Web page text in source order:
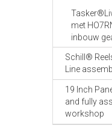
met
inbouw
Schill®
Line
19 Inch
and fully
workshop